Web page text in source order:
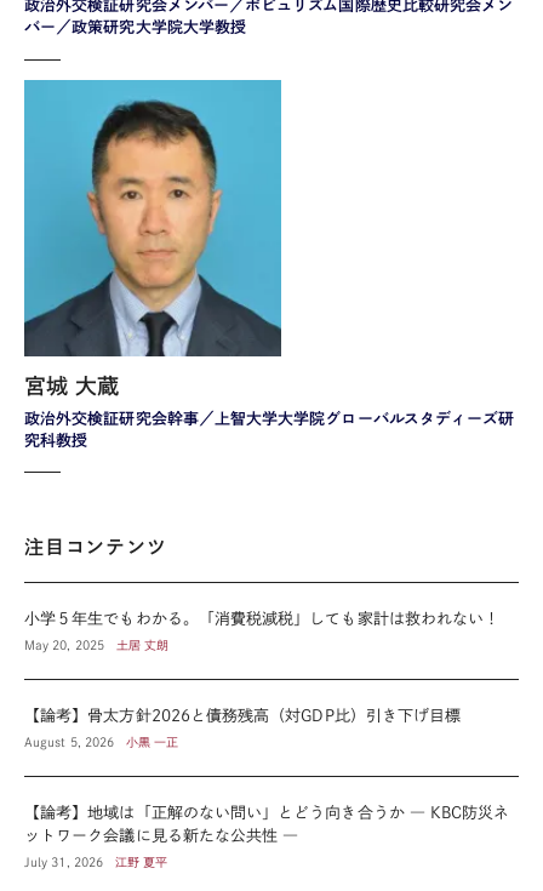
政治外交検証研究会メンバー／ポピュリズム国際歴史比較研究会メン
バー／政策研究大学院大学教授
政治外交検証研究会幹事／上智大学大学院グローバルスタディーズ研
究科教授
宮城 大蔵
注目コンテンツ
小学５年生でもわかる。「消費税減税」しても家計は救われない！
May 20, 2025 土居 丈朗
【論考】骨太方針2026と債務残高（対GDP比）引き下げ目標
August 5, 2026 小黒 一正
【論考】地域は「正解のない問い」とどう向き合うか ― KBC防災ネ
ットワーク会議に見る新たな公共性 ―
July 31, 2026 江野 夏平